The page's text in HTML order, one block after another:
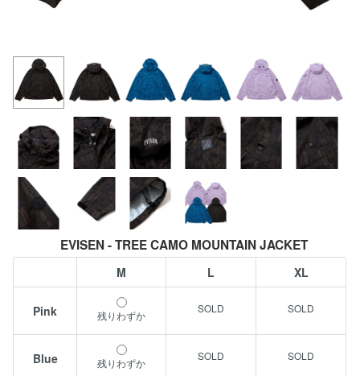
EVISEN - TREE CAMO MOUNTAIN JACKET
M L XL
Pink 残りわずか
Blue 残りわずか